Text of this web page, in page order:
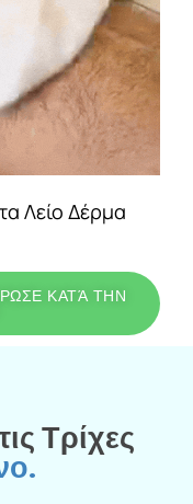
Λείο Δέρμα
ΚΑΤΆ ΤΗΝ
Τρίχες